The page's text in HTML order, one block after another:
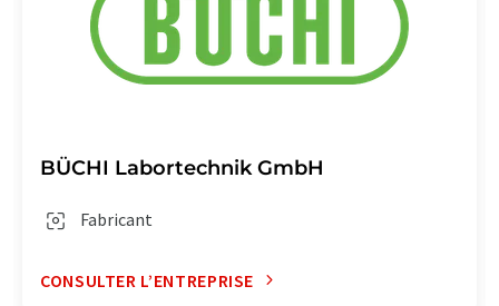
BÜCHI Labortechnik GmbH
Fabricant
CONSULTER L’ENTREPRISE